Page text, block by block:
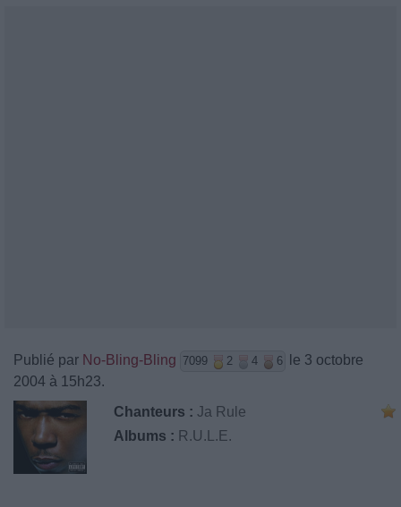
Publié par No-Bling-Bling 7099 2 4 6
le 3 octobre
2004 à 15h23.
Chanteurs : Ja Rule
Albums : R.U.L.E.